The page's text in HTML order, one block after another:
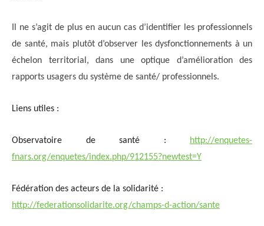
Il ne s’agit de plus en aucun cas d’identifier les professionnels
de santé, mais plutôt d’observer les dysfonctionnements à un
échelon territorial, dans une optique d’amélioration des
rapports usagers du système de santé/ professionnels.
Liens utiles :
Observatoire de santé :
http://enquetes-
fnars.org/enquetes/index.php/912155?newtest=Y
Fédération des acteurs de la solidarité :
http://federationsolidarite.org/champs-d-action/sante